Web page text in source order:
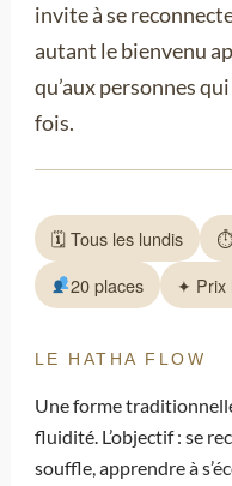
invite à se
autant le bienvenu
qu’aux personnes
fois.
🗓 Tous les lundis
20 places
✦ Prix
LE HATHA FLOW
Une forme
fluidité. L’objectif : se
souffle, apprendre à